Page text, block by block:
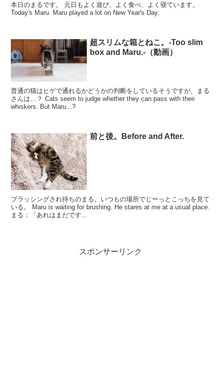
本日のまるです。 元日もよく遊び、よく食べ、よく寝ています。
Today's Maru. Maru played a lot on New Year's Day.
超スリムな箱とねこ。-Too slim
box and Maru.-（動画）
普通の猫はヒゲで通れるかどうかの判断をしているそうですが、まる
さんは…？ Cats seem to judge whether they can pass with their
whiskers. But Maru...?
前と後。Before and After.
ブラッシングされ待ちのまる。いつもの場所でじーっとこっちを見て
いる。 Maru is waiting for brushing. He stares at me at a usual place.
まる：「あれはまだです...
スポンサーリンク